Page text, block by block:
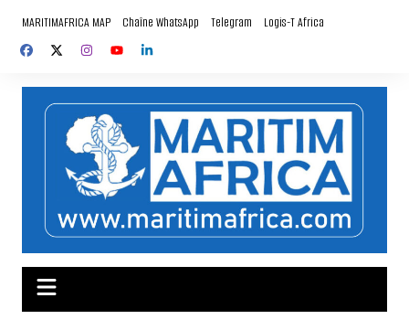
contenu
MARITIMAFRICA MAP Chaîne WhatsApp Telegram Logis-T Africa